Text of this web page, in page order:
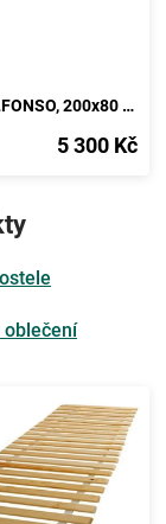
Matrace ALFONSO, 200x80 cm, výška 18 cm!
5 300 Kč
oblečení